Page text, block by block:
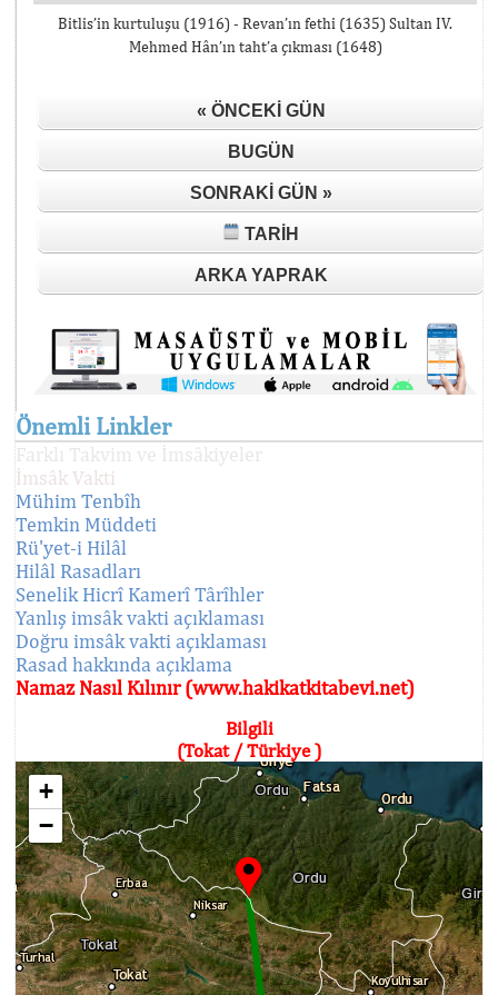
Bitlis’in kurtuluşu (1916) - Revan’ın fethi (1635) Sultan IV.
Mehmed Hân’ın taht’a çıkması (1648)
« ÖNCEKI GÜN
BUGÜN
SONRAKI GÜN »
TARIH
ARKA YAPRAK
Önemli Linkler
Farklı Takvim ve İmsâkiyeler
İmsâk Vakti
Mühim Tenbîh
Temkin Müddeti
Rü'yet-i Hilâl
Hilâl Rasadları
Senelik Hicrî Kamerî Târîhler
Yanlış imsâk vakti açıklaması
Doğru imsâk vakti açıklaması
Rasad hakkında açıklama
Namaz Nasıl Kılınır (www.hakikatkitabevi.net)
Bilgili
(Tokat / Türkiye )
+
−